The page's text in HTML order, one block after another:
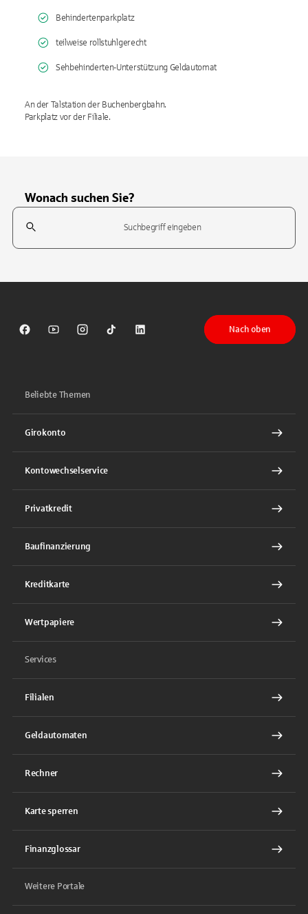
Behindertenparkplatz
teilweise rollstuhlgerecht
Sehbehinderten-Unterstützung Geldautomat
An der Talstation der Buchenbergbahn.
Parkplatz vor der Filiale.
Wonach suchen Sie?
Suchfeld
Sparkasse auf Facebook
Sparkasse auf Youtube
Sparkasse auf Instagram
Sparkasse auf TikTok
Sparkasse auf LinkedIn
Nach oben
Beliebte Themen
Girokonto
Kontowechselservice
Privatkredit
Baufinanzierung
Kreditkarte
Wertpapiere
Services
Filialen
Geldautomaten
Rechner
Karte sperren
Finanzglossar
Weitere Portale